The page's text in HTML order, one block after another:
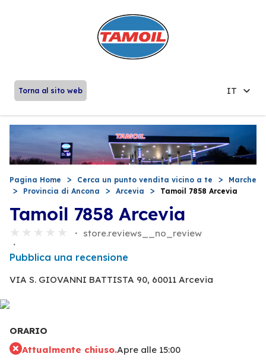
Torna al sito web IT
Pagina Home Cerca un punto vendita vicino a te
Marche
Provincia di Ancona
Arcevia Tamoil 7858 Arcevia
Tamoil 7858 Arcevia
store.reviews__no_review
Pubblica una recensione
VIA S. GIOVANNI BATTISTA 90, 60011 Arcevia
ORARIO
Attualmente chiuso.Apre alle 15:00